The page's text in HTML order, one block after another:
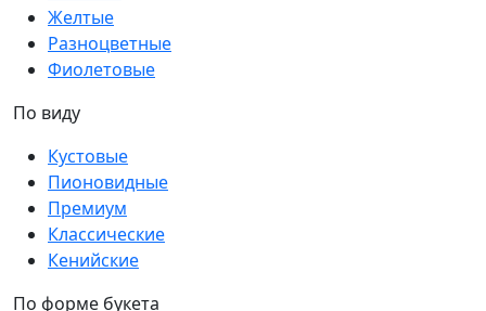
Желтые
Разноцветные
Фиолетовые
По виду
Кустовые
Пионовидные
Премиум
Классические
Кенийские
По форме букета